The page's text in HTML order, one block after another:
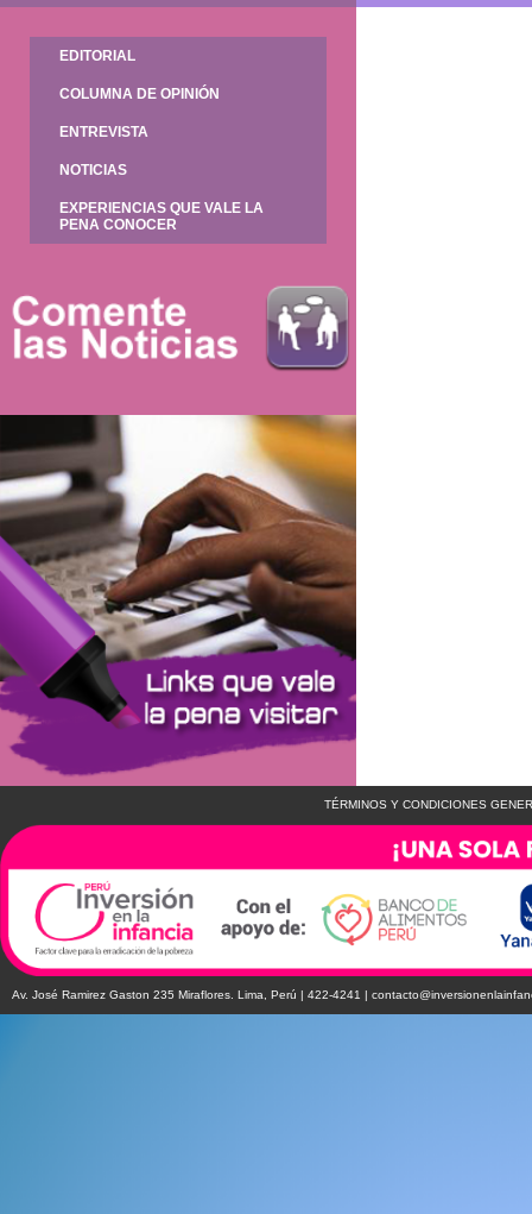
EDITORIAL
COLUMNA DE OPINIÓN
ENTREVISTA
NOTICIAS
EXPERIENCIAS QUE VALE LA
PENA CONOCER
TÉRMINOS Y CONDICIONES
Av. José Ramirez Gaston 235 Miraflores. Lima, Perú | 422-4241 |